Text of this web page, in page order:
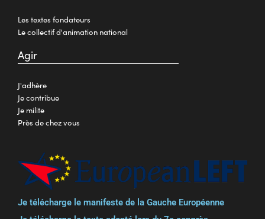
Les textes fondateurs
Le collectif d'animation national
Agir
J'adhère
Je contribue
Je milite
Près de chez vous
Je télécharge le manifeste de la Gauche Européenne